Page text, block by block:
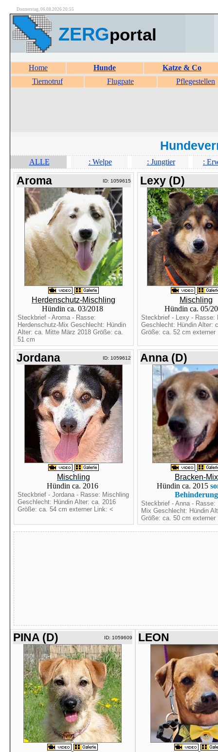
Donnerstag, 06.08.2026 20:55
ZERGportal
Home Hunde
Katze & Co
Tiernotruf
Flugpate Pflegestellen
ALLE : Welpe : Jungtier :
Aroma ID: 1059615
Herdenschutz-Mischling
Hündin ca. 03/2018
Steckbrief - Aroma - Rasse:
Herdenschutz-Mix Geschlecht: Hündin
Alter: ca. Mitte März 2018 Größe: ca.
51 cm
Lexy (D)
Mischling
Hündin ca. 05/
Steckbrief - Lexy - Rasse:
Geschlecht: Hündin Alter:
Größe: ca. 52 cm externer
Jordana ID: 1059612
Mischling
Hündin ca. 2016
Steckbrief - Jordana - Rasse: Mischling
Geschlecht: Hündin Alter: ca. 2016
Größe: ca. 54 cm externer Link: <
Anna (D)
Bracken-Mix
Hündin ca. 2015
Behinderung
Steckbrief - Anna - Rasse:
Mix Geschlecht: Hündin
Größe: ca. 50 cm externer
PINA (D) ID: 1059609 LEON